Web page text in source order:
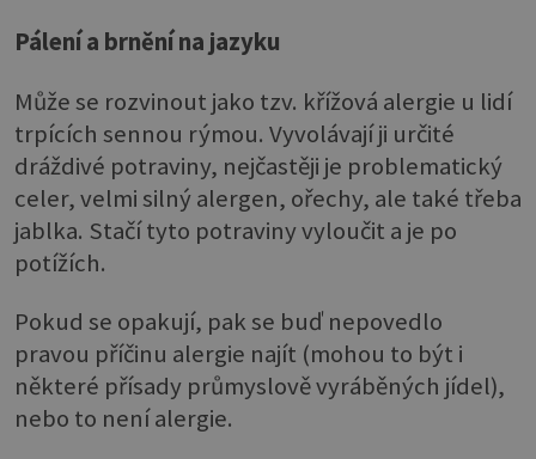
Pálení a brnění na jazyku
Může se rozvinout jako tzv. křížová alergie u lidí
trpících sennou rýmou. Vyvolávají ji určité
dráždivé potraviny, nejčastěji je problematický
celer, velmi silný alergen, ořechy, ale také třeba
jablka. Stačí tyto potraviny vyloučit a je po
potížích.
Pokud se opakují, pak se buď nepovedlo
pravou příčinu alergie najít (mohou to být i
některé přísady průmyslově vyráběných jídel),
nebo to není alergie.